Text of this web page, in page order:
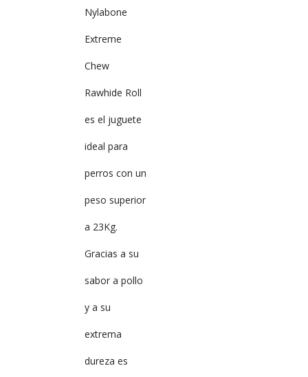
Nylabone
Extreme
Chew
Rawhide Roll
es el juguete
ideal para
perros con un
peso superior
a 23Kg.
Gracias a su
sabor a pollo
y a su
extrema
dureza es